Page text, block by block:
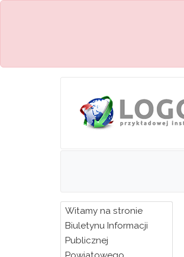
Witamy na stronie
Biuletynu Informacji
Publicznej